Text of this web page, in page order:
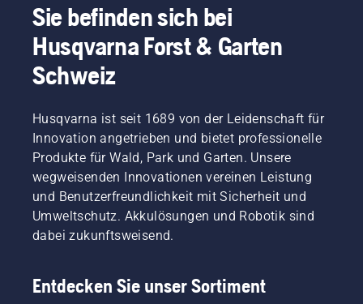
Sie befinden sich bei
Husqvarna Forst & Garten
Schweiz
Husqvarna ist seit 1689 von der Leidenschaft für
Innovation angetrieben und bietet professionelle
Produkte für Wald, Park und Garten. Unsere
wegweisenden Innovationen vereinen Leistung
und Benutzerfreundlichkeit mit Sicherheit und
Umweltschutz. Akkulösungen und Robotik sind
dabei zukunftsweisend.
Entdecken Sie unser Sortiment